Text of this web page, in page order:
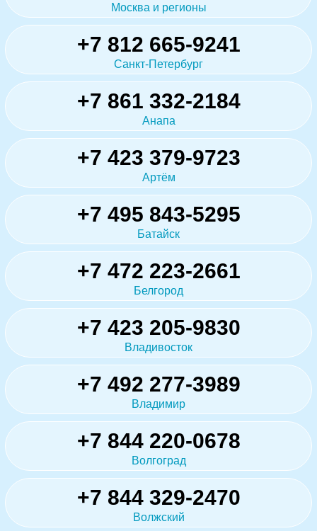
Москва и регионы
+7 812 665-9241
Санкт-Петербург
+7 861 332-2184
Анапа
+7 423 379-9723
Артём
+7 495 843-5295
Батайск
+7 472 223-2661
Белгород
+7 423 205-9830
Владивосток
+7 492 277-3989
Владимир
+7 844 220-0678
Волгоград
+7 844 329-2470
Волжский